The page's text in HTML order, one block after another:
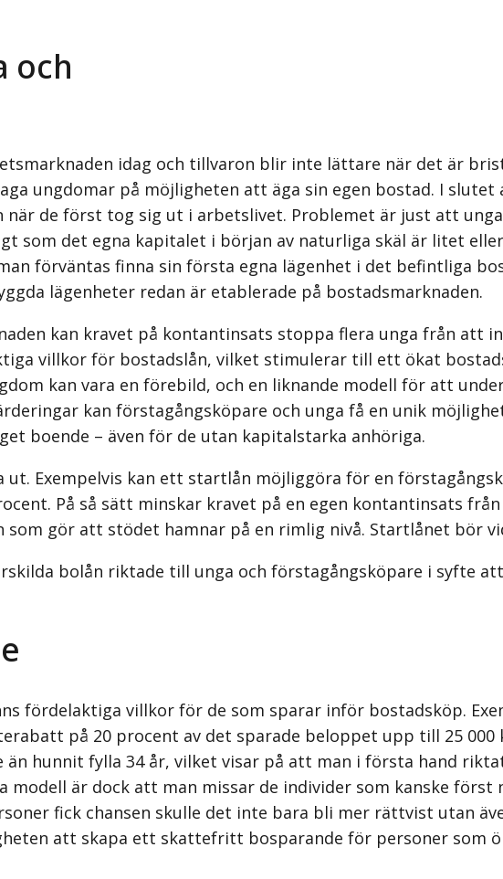
och
idag och tillvaron blir inte lättare när det är
ungdomar på möjligheten att äga sin egen bostad. I slutet
de först tog sig ut i arbetslivet. Problemet är just att
som det egna kapitalet i början av naturliga skäl är litet
förväntas finna sin första egna lägenhet i det befintliga
lägenheter redan är etablerade på bostadsmarknaden.
kan kravet på kontantinsats stoppa flera unga från att
villkor för bostadslån, vilket stimulerar till ett ökat
kan vara en förebild, och en liknande modell för att
kan förstagångsköpare och unga få en unik
boende – även för de utan kapital­starka anhöriga.
ut. Exempelvis kan ett startlån möjliggöra för en
På så sätt minskar kravet på en egen kontantinsats
som gör att stödet hamnar på en rimlig nivå. Startlånet bör
bolån riktade till unga och första­gångs­köpare i syfte
fördelaktiga villkor för de som sparar inför bostadsköp.
på 20 procent av det sparade beloppet upp till 25
hunnit fylla 34 år, vilket visar på att man i första hand
modell är dock att man missar de individer som kanske
fick chansen skulle det inte bara bli mer rättvist utan
att skapa ett skattefritt bosparande för personer som